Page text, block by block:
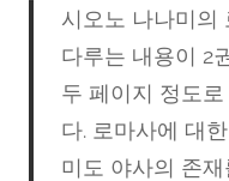
시오노 나나미의
다루는 내용이 2
두 페이지 정도
다. 로마사에 대
미도 야사의 존